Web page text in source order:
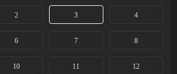
2 3 4
6 7 8
10 11 12